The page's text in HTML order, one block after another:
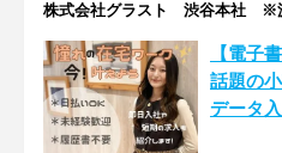
株式会社グラスト 渋谷本社 ※
【電子
話題の
データ